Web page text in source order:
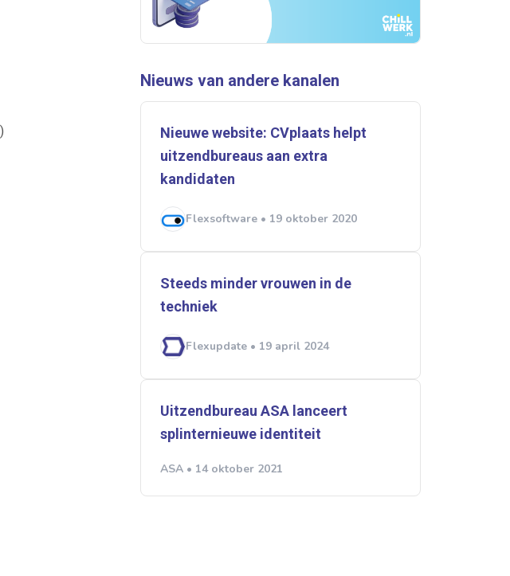
Nieuws van andere kanalen
Nieuwe website: CVplaats helpt
uitzendbureaus aan extra
kandidaten
Flexsoftware • 19 oktober 2020
Steeds minder vrouwen in de
techniek
Flexupdate • 19 april 2024
Uitzendbureau ASA lanceert
splinternieuwe identiteit
ASA • 14 oktober 2021